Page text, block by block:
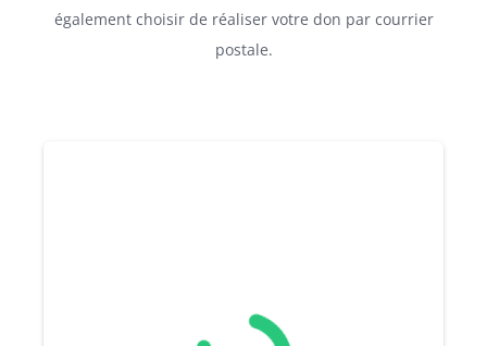
également choisir de réaliser votre don par courrier
postale.